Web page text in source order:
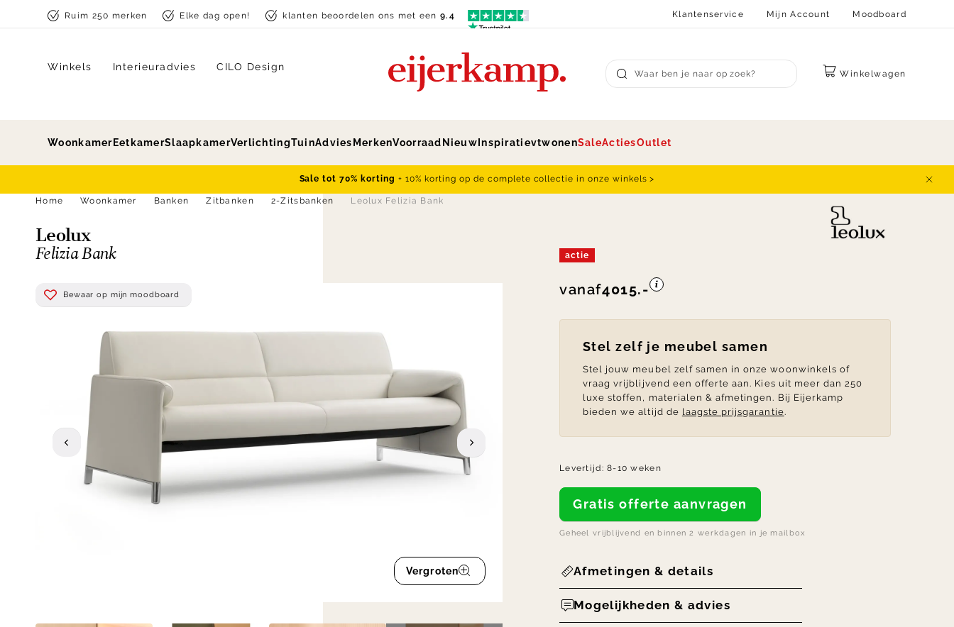
Skip to contentRuim 250 merken Elke dag open! klanten beoordelen ons met een9.4 Klantenservice Mijn Account Moodboard
Submit search
Winkelwagen
Winkels Interieuradvies CILO Design
Woonkamer EetkamerSlaapkamerVerlichtingTuinAdvies MerkenVoorraad Nieuw InspiratievtwonenSaleActiesOutlet
Sale tot 70% korting + 10% korting op de complete collectie in onze winkels >
Home
Woonkamer Banken Zitbanken 2-Zitsbanken Leolux Felizia Bank
Leolux
Felizia Bank
Bewaar op mijn moodboard
Vergroten
actie
vanaf4015.-
Stel zelf je meubel samen
Stel jouw meubel zelf samen in onze woonwinkels of
vraag vrijblijvend een offerte aan. Kies uit meer dan 250
luxe stoffen, materialen & afmetingen. Bij Eijerkamp
bieden we altijd de laagste prijsgarantie.
Levertijd:8-10 weken
Gratis offerte aanvragen
Geheel vrijblijvend en binnen 2 werkdagen in je mailbox
Afmetingen & details
Mogelijkheden & advies